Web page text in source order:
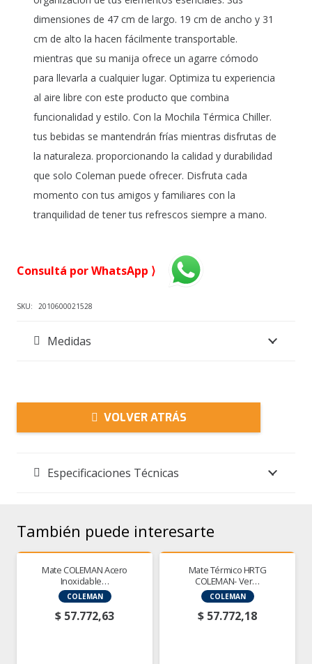
dimensiones de 47 cm de largo. 19 cm de ancho y 31
cm de alto la hacen fácilmente transportable.
mientras que su manija ofrece un agarre cómodo
para llevarla a cualquier lugar. Optimiza tu experiencia
al aire libre con este producto que combina
funcionalidad y estilo. Con la Mochila Térmica Chiller.
tus bebidas se mantendrán frías mientras disfrutas de
la naturaleza. proporcionando la calidad y durabilidad
que solo Coleman puede ofrecer. Disfruta cada
momento con tus amigos y familiares con la
tranquilidad de tener tus refrescos siempre a mano.
Consultá por WhatsApp ⟩
SKU: 2010600021528
Medidas
VOLVER ATRÁS
Especificaciones Técnicas
También puede interesarte
Mate COLEMAN Acero
Inoxidable…
COLEMAN
$ 57.772,63
Mate Térmico HRTG
COLEMAN- Ver…
COLEMAN
$ 57.772,18